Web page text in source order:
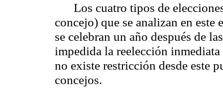
Los cuatro tipos de
concejo) que se analizan en
se celebran un año después de
impedida la reelección
no existe restricción desde este
concejos.